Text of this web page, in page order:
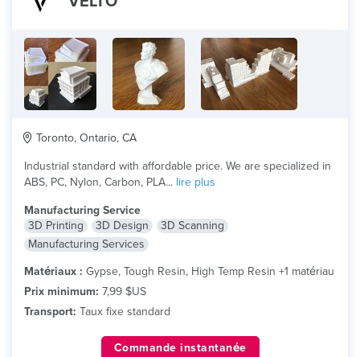
Toronto, Ontario, CA
Industrial standard with affordable price. We are specialized in
ABS, PC, Nylon, Carbon, PLA... lire plus
Manufacturing Service
3D Printing
3D Design
3D Scanning
Manufacturing Services
Matériaux : Gypse, Tough Resin, High Temp Resin +1 matériau
Prix minimum: 7,99 $US
Transport: Taux fixe standard
Commande instantanée